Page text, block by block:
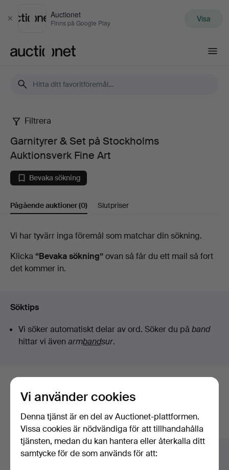
Stäng
Auctionet
Finns på Google Play Visa
Garnityrer
Set
på
Auktionsverk
Fine
Art
Filtrera
Garnityrer & Set på Stockholms
Auktionsverk Fine Art
Bevaka sökning
Pågående auktioner(0) Slutpriser
Pågående
auktioner
Vi har tyvärr inga föremål som matchar din sökning.
Klicka “Bevaka sökning”ovan så får du ett mail så fort
det kommer in.
Söktips
Vi söker automatiskt delar av ord. Söker du på band
hittar vi även armbandsur.
Här är föremål från vårt arkiv som
matchar din sökning
Visa alla föremål
Vi använder cookies
Denna tjänst är en del av Auctionet-plattformen.
Vissa cookies är nödvändiga för att tillhandahålla
tjänsten, medan du kan hantera eller återkalla ditt
samtycke för de som används för att: